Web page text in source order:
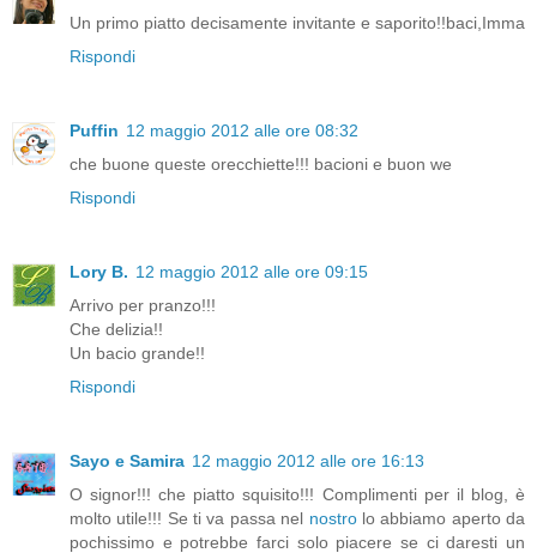
Un primo piatto decisamente invitante e saporito!!baci,Imma
Rispondi
Puffin 12 maggio 2012 alle ore 08:32
che buone queste orecchiette!!! bacioni e buon we
Rispondi
Lory B. 12 maggio 2012 alle ore 09:15
Arrivo per pranzo!!!
Che delizia!!
Un bacio grande!!
Rispondi
Sayo e Samira 12 maggio 2012 alle ore 16:13
O signor!!! che piatto squisito!!! Complimenti per il blog, è
molto utile!!! Se ti va passa nel nostrolo abbiamo aperto da
pochissimo e potrebbe farci solo piacere se ci daresti un